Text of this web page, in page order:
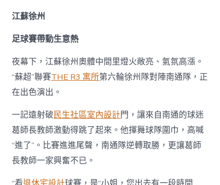
江蘇徐州
足球賽帶動生意熱
夜幕下，江蘇徐州奧體中間里燈火敞亮、氣氛高漲。
“蘇超”聯賽THE R3 寓所第六輪徐州隊對陣南通隊，正
在出色演出。
一記遠射破民生社區室內設計門，讓來自南通的球迷
葛師長教師激動得跳了起來。他揮舞球隊圍巾，高喊
“進了”。比賽進進尾聲，南通隊逆轉取勝，更讓葛師
長教師一家興奮不已。